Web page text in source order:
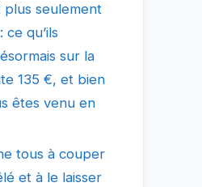
seulement
ce qu’ils
sur la
135 €, et bien
êtes venu en
tous à couper
et à le laisser